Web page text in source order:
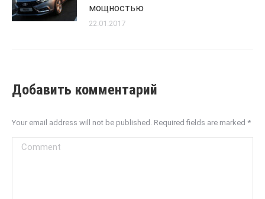
мощностью
22.01.2017
Добавить комментарий
Your email address will not be published. Required fields are marked *
Comment